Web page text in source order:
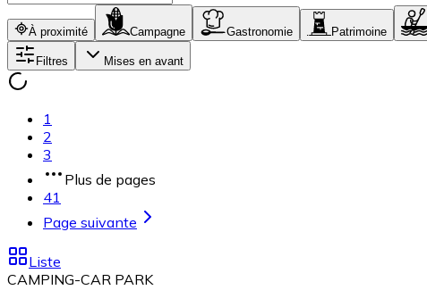
À proximité Campagne Gastronomie Patrimoine
Filtres Mises en avant
1
2
3
Plus de pages
41
Page suivante
Liste
CAMPING-CAR PARK